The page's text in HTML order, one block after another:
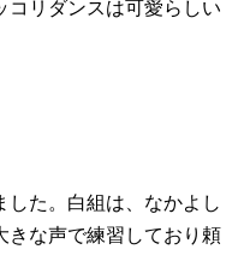
コリダンスは可愛らしい
た。白組は、なかよし
きな声で練習しており頼